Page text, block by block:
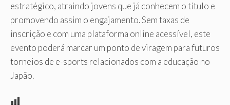
estratégico, atraindo jovens que já conhecem o título e
promovendo assim o engajamento. Sem taxas de
inscrição e com uma plataforma online acessível, este
evento poderá marcar um ponto de viragem para futuros
torneios de e-sports relacionados com a educação no
Japão.